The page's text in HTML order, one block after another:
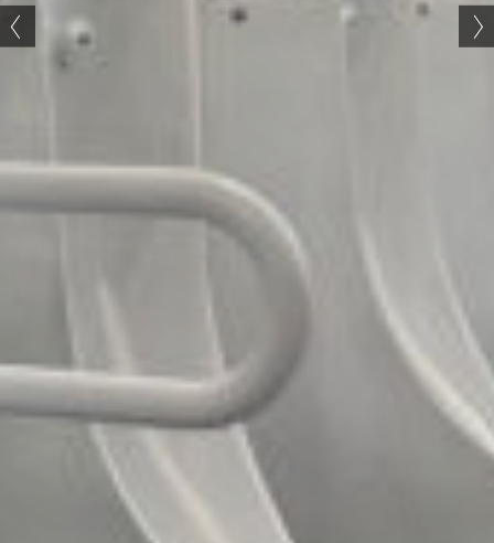
創業50余年の地元地域に根差した厚い信頼
公共施設を中心に民間等の多数の案件を